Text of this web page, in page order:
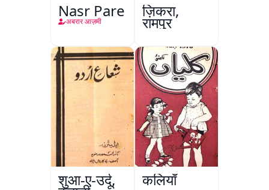
Nasr Pare
अबरार आज़मी
ज़िकरा,
रामपुर
शुआ-ए-उर्दू, कलियाँ